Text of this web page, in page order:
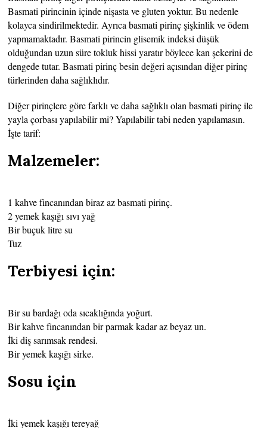
Basmati pirincinin içinde nişasta ve gluten yoktur. Bu nedenle
kolayca sindirilmektedir. Ayrıca basmati pirinç şişkinlik ve ödem
yapmamaktadır. Basmati pirincin glisemik indeksi düşük
olduğundan uzun süre tokluk hissi yaratır böylece kan şekerini de
dengede tutar. Basmati pirinç besin değeri açısından diğer pirinç
türlerinden daha sağlıklıdır.
Diğer pirinçlere göre farklı ve daha sağlıklı olan basmati pirinç ile
yayla çorbası yapılabilir mi? Yapılabilir tabi neden yapılamasın.
İşte tarif:
Malzemeler:
1 kahve fincanından biraz az basmati pirinç.
2 yemek kaşığı sıvı yağ
Bir buçuk litre su
Tuz
Terbiyesi için:
Bir su bardağı oda sıcaklığında yoğurt.
Bir kahve fincanından bir parmak kadar az beyaz un.
İki diş sarımsak rendesi.
Bir yemek kaşığı sirke.
Sosu için
İki yemek kaşığı tereyağ